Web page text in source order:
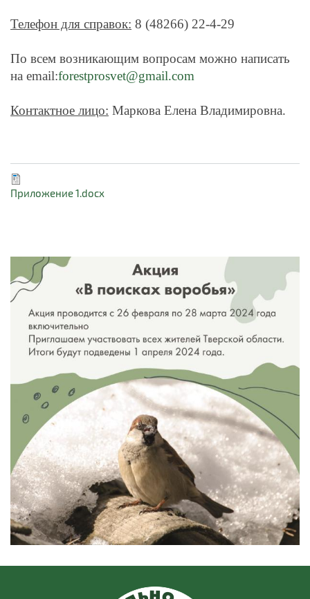
Телефон для справок: 8 (48266) 22-4-29
По всем возникающим вопросам можно написать
на email:forestprosvet@gmail.com
Контактное лицо: Маркова Елена Владимировна.
Приложение 1.docx